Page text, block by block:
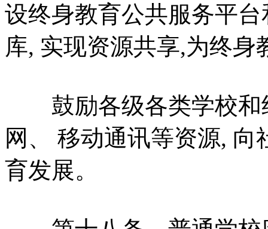
设终身教育公共服务平
库, 实现资源共享,为终身
鼓励各级各类学校和
网、 移动通讯等资源,
育发展。